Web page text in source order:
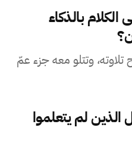
بالذكاء
وتتلو معه جزء عمّ
لم يتعلموا